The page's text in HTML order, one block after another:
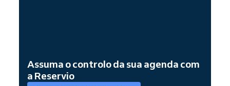
Assuma o controlo da sua agenda com
a Reservio